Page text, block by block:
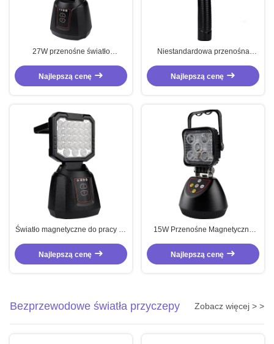
27W przenośne światło
Najlepszą cenę
Niestandardowa przenośna
latarka IP65
Najlepszą cenę
Światło magnetyczne do pracy na
Najlepszą cenę
15W Przenośne Magnetyczne
Magnetyczne Światło
kempingowe Wielofunkcyjne
Najlepszą cenę
Bezprzewodowe światła przyczepy Zobacz więcej > >